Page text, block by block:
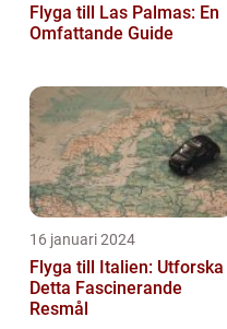
Flyga till Las Palmas: En
Omfattande Guide
16 januari 2024
Flyga till Italien: Utforska
Detta Fascinerande
Resmål